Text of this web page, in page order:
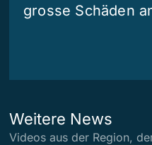
grosse Schäden
Weitere News
Videos aus der Region,